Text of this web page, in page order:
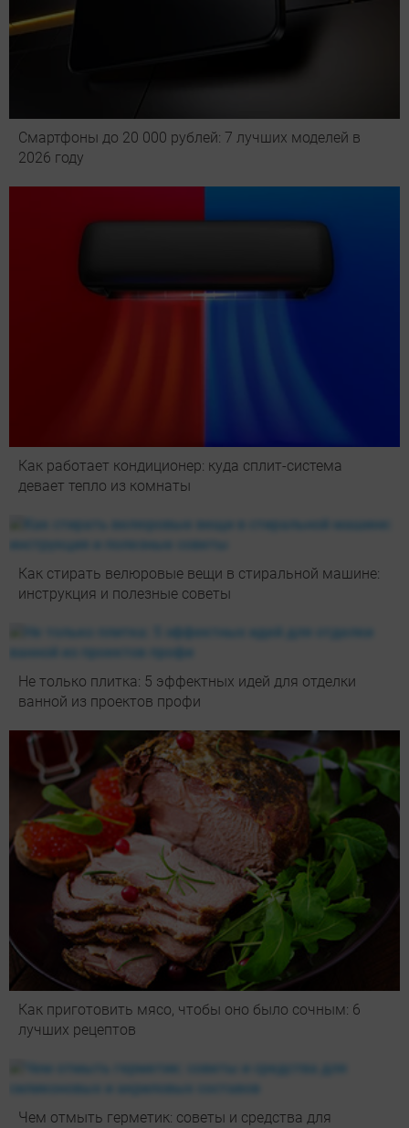
Смартфоны до 20 000 рублей: 7 лучших моделей в
2026 году
Как работает кондиционер: куда сплит-система
девает тепло из комнаты
Как стирать велюровые вещи в стиральной машине:
инструкция и полезные советы
Не только плитка: 5 эффектных идей для отделки
ванной из проектов профи
Как приготовить мясо, чтобы оно было сочным: 6
лучших рецептов
Чем отмыть герметик: советы и средства для